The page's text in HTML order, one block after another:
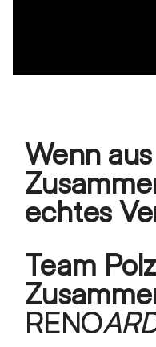
Wenn aus
echtes
Team
RENO